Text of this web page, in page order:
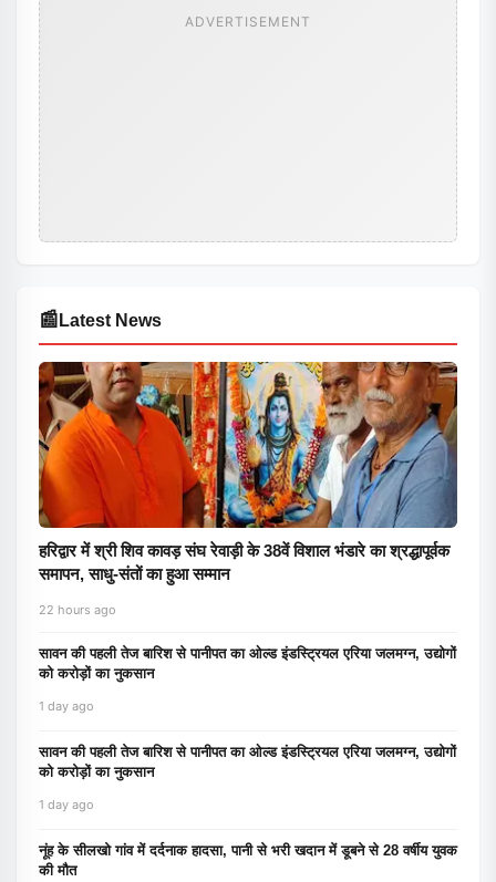
ADVERTISEMENT
📰 Latest News
हरिद्वार में श्री शिव कावड़ संघ रेवाड़ी के 38वें विशाल भंडारे का श्रद्धापूर्वक
समापन, साधु-संतों का हुआ सम्मान
22 hours ago
सावन की पहली तेज बारिश से पानीपत का ओल्ड इंडस्ट्रियल एरिया जलमग्न, उद्योगों
को करोड़ों का नुकसान
1 day ago
सावन की पहली तेज बारिश से पानीपत का ओल्ड इंडस्ट्रियल एरिया जलमग्न, उद्योगों
को करोड़ों का नुकसान
1 day ago
नूंह के सीलखो गांव में दर्दनाक हादसा, पानी से भरी खदान में डूबने से 28 वर्षीय युवक
की मौत